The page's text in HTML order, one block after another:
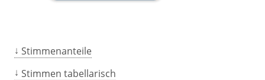
Stimmenanteile
Stimmen tabellarisch